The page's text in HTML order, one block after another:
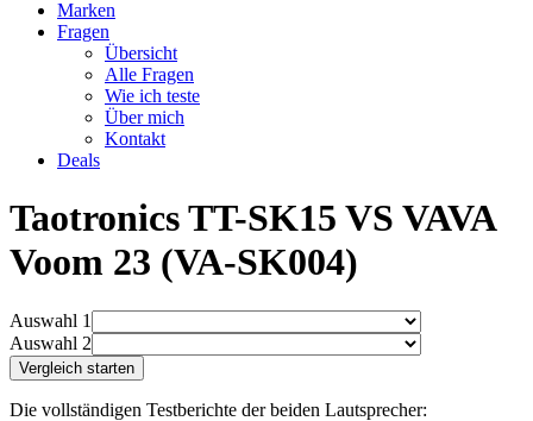
Marken
Fragen
Übersicht
Alle Fragen
Wie ich teste
Über mich
Kontakt
Deals
Taotronics TT-SK15 VS VAVA
Voom 23 (VA-SK004)
Auswahl 1
Auswahl 2
Die vollständigen Testberichte der beiden Lautsprecher: